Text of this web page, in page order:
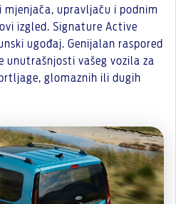
mjenjača, upravljaču i podnim
izgled. Signature Active
ugođaj. Genijalan raspored
unutrašnjosti vašeg vozila za
glomaznih ili dugih